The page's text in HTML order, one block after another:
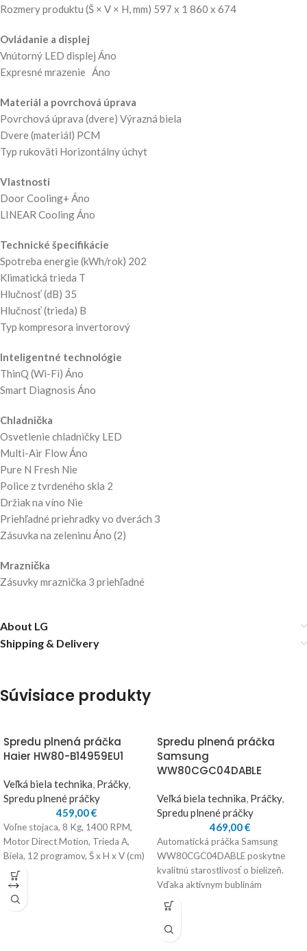
Rozmery produktu (Š × V × H, mm) 597 x 1 860 x 674
Ovládanie a displej
Vnútorný LED displej Áno
Expresné mrazenie Áno
Materiál a povrchová úprava
Povrchová úprava (dvere) Výrazná biela
Dvere (materiál) PCM
Typ rukoväti Horizontálny úchyt
Vlastnosti
Door Cooling+ Áno
LINEAR Cooling Áno
Technické špecifikácie
Spotreba energie (kWh/rok) 202
Klimatická trieda T
Hlučnosť (dB) 35
Hlučnosť (trieda) B
Typ kompresora invertorový
Inteligentné technológie
ThinQ (Wi-Fi) Áno
Smart Diagnosis Áno
Chladnička
Osvetlenie chladničky LED
Multi-Air Flow Áno
Pure N Fresh Nie
Police z tvrdeného skla 2
Držiak na víno Nie
Priehľadné priehradky vo dverách 3
Zásuvka na zeleninu Áno (2)
Mraznička
Zásuvky mraznička 3 priehľadné
About LG
Shipping & Delivery
Súvisiace produkty
Spredu plnená práčka
Haier HW80-B14959EU1
Veľká biela technika, Práčky,
Spredu plnené práčky
459,00€
Voľne stojaca, 8 Kg, 1400 RPM,
Motor Direct Motion, Trieda A,
Biela, 12 programov, Š x H x V (cm)
Spredu plnená práčka
Samsung
WW80CGC04DABLE
Veľká biela technika, Práčky,
Spredu plnené práčky
469,00€
Automatická práčka Samsung
WW80CGC04DABLE poskytne
kvalitnú starostlivosť o bielizeň.
Vďaka aktívnym bublinám
jednoducho odstráni odolné
nečistoty a pranie v horúcej